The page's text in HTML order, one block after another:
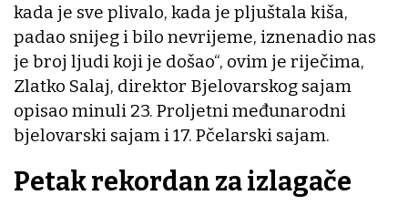
kada je sve plivalo, kada je pljuštala kiša,
padao snijeg i bilo nevrijeme, iznenadio nas
je broj ljudi koji je došao“, ovim je riječima,
Zlatko Salaj, direktor Bjelovarskog sajam
opisao minuli 23. Proljetni međunarodni
bjelovarski sajam i 17. Pčelarski sajam.
Petak rekordan za izlagače